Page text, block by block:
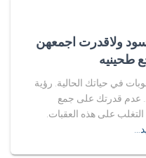
ولاقدرت اجمعهن
طحينيه
في حياتك الحالية. رؤية
عدم قدرتك على جمع
على هذه العقبات.